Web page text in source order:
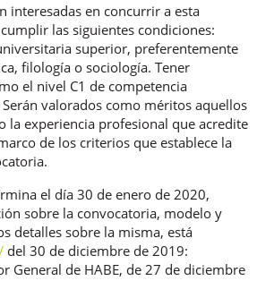
interesadas en concurrir a esta
las siguientes condiciones:
superior, preferentemente
filología o sociología. Tener
el nivel C1 de competencia
valorados como méritos aquellos
la experiencia profesional que acredite
de los criterios que establece la
el día 30 de enero de 2020,
sobre la convocatoria, modelo y
detalles sobre la misma, está
del 30 de diciembre de 2019:
General de HABE, de 27 de diciembre